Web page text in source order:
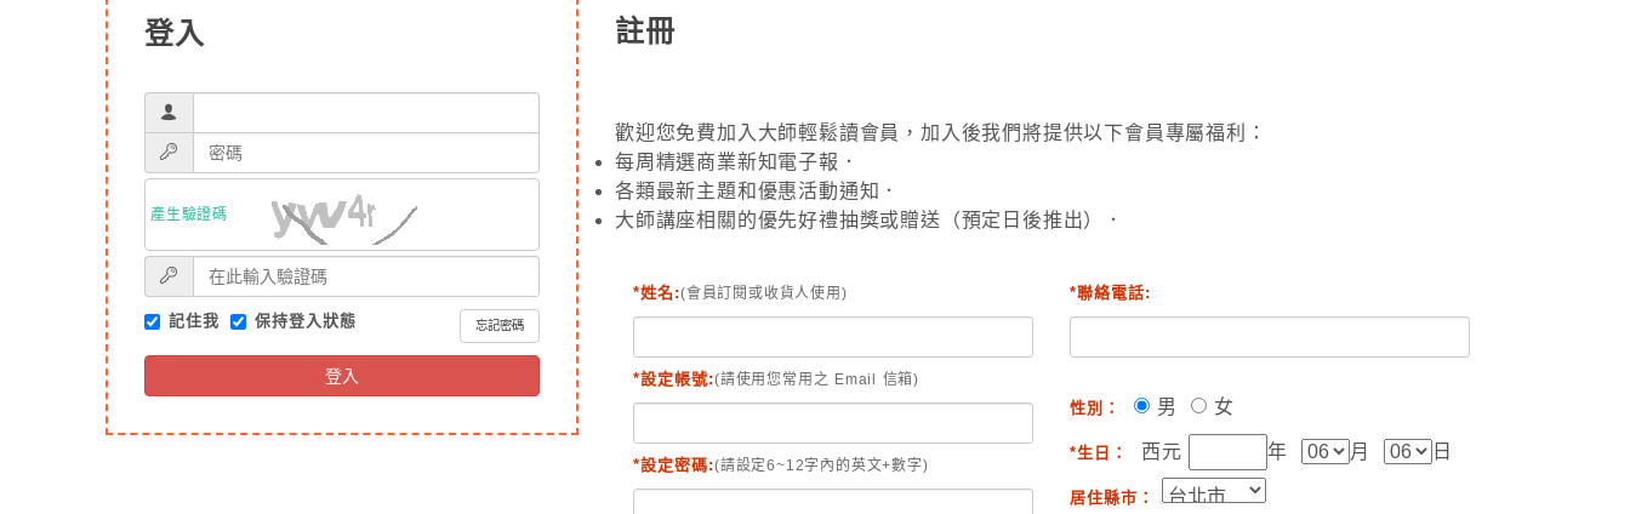
登入
產生驗證碼
記住我 保持登入狀態 忘記密碼
登入
註冊
歡迎您免費加入大師輕鬆讀會員，加入後我們將提供以下會員專屬福利：
每周精選商業新知電子報．
各類最新主題和優惠活動通知．
大師講座相關的優先好禮抽獎或贈送（預定日後推出）．
*姓名:(會員訂閱或收貨人使用)
*設定帳號:(請使用您常用之 Email 信箱)
*設定密碼:(請設定6~12字內的英文+數字)
*聯絡電話:
性別： 男 女
*生日： 西元 年 月 日
居住縣市：